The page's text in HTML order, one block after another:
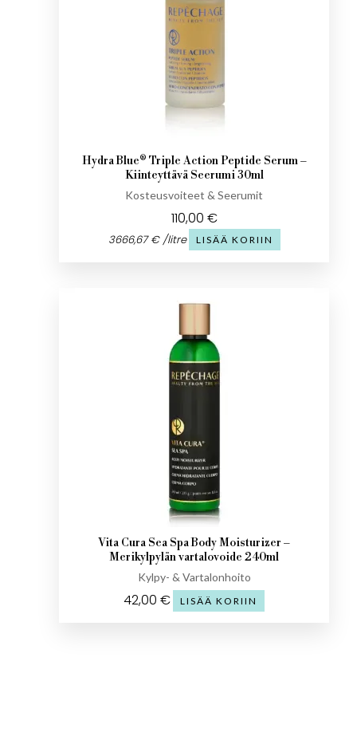
Hydra Blue® Triple Action Peptide Serum –
Kiinteyttävä Seerumi 30ml
Kosteusvoiteet & Seerumit
110,00 €
3666,67€ /litre LISÄÄ KORIIN
Vita Cura Sea Spa Body Moisturizer –
Merikylpylän vartalovoide 240ml
Kylpy- & Vartalonhoito
42,00 € LISÄÄ KORIIN